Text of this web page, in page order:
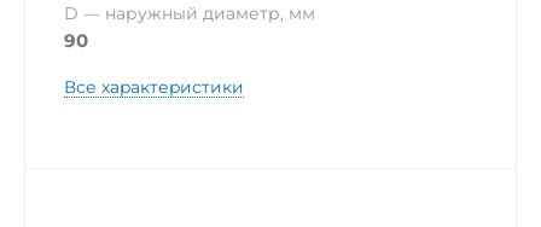
D — наружный диаметр, мм
90
Все характеристики